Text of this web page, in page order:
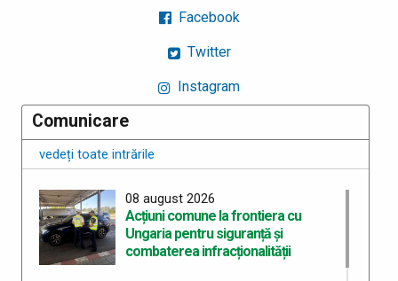
Facebook
Twitter
Instagram
Comunicare
vedeți toate intrările
08 august 2026
Acțiuni comune la frontiera cu
Ungaria pentru siguranță și
combaterea infracționalității